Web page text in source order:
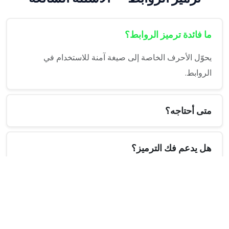
ما فائدة ترميز الروابط؟
يحوّل الأحرف الخاصة إلى صيغة آمنة للاستخدام في
الروابط.
متى أحتاجه؟
هل يدعم فك الترميز؟